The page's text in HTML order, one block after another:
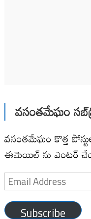
వసంతమేఘం
వసంతమేఘం కొత్త
ఈమెయిల్ ను ఎంటర్
Email
Address
Subscribe